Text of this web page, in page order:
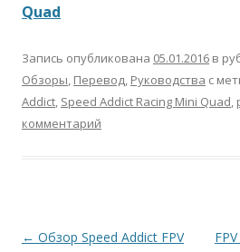
Quad
Запись опубликована 05.01.2016 в
Обзоры, Перевод, Руководства с
Addict, Speed Addict Racing Mini Quad,
комментарий
Навигация
← Обзор Speed Addict FPV